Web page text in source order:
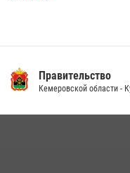
14 июля 2026, 08:52 1
Правительство
Кемеровской области -